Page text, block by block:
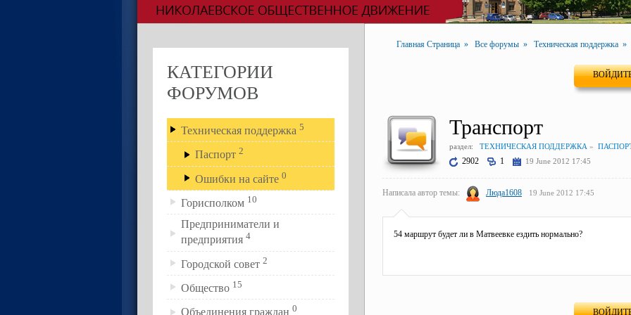
КАТЕГОРИИ
ФОРУМОВ
Техническая поддержка 5
Паспорт 2
Ошибки на сайте 0
Горисполком 10
Предприниматели и
предприятия 4
Городской совет 2
Общество 15
Объединения граждан 0
Главная Страница » Все форумы » Техническая поддержка
Транспорт
раздел: ТЕХНИЧЕСКАЯ ПОДДЕРЖКА »
2902 1 19 June 2012 17:45
Написала автор темы: Люда1608 19 June 2012 17:45
54 маршрут будет ли в Матвеевке ездить нормально?